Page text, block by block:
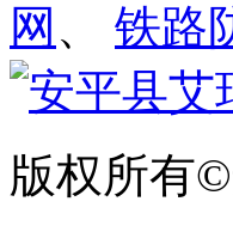
网 、 铁路
版权所有